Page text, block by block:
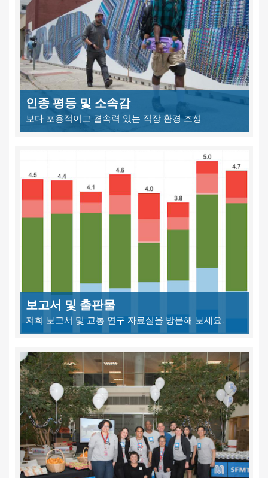
인종 평등 및 소속감
보다 포용적이고 결속력 있는 직장 환경 조성
보고서 및 출판물
저희 보고서 및 교통 연구 자료실을 방문해 보세요.